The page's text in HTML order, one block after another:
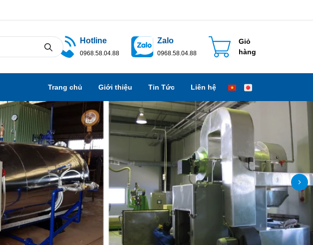
Hotline
0968.58.04.88
Zalo
0968.58.04.88
Giỏ
hàng
Trang chủ Giới thiệu Tin Tức Liên hệ